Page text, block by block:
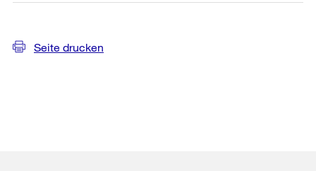
Seite drucken